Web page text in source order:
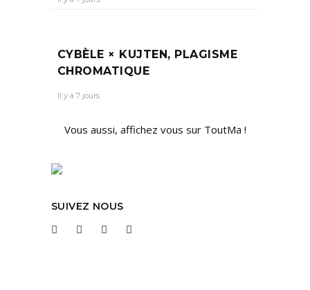
CYBÈLE × KUJTEN, PLAGISME
CHROMATIQUE
Il y a 7 jours
Vous aussi, affichez vous sur ToutMa !
SUIVEZ NOUS